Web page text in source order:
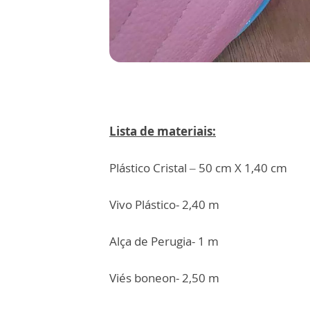
Lista de materiais:
Plástico Cristal – 50 cm X 1,40 cm
Vivo Plástico- 2,40 m
Alça de Perugia- 1 m
Viés boneon- 2,50 m